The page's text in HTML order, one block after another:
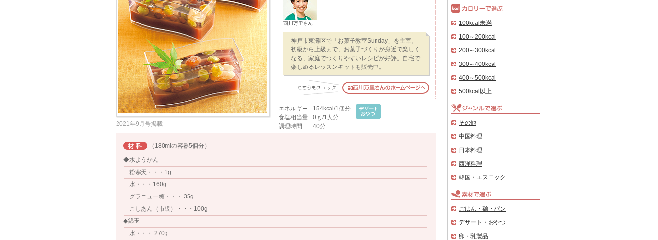
2021年9月号掲載
西川万里さん
神戸市東灘区で「お菓子教室Sunday」を主宰。
初級から上級まで、お菓子づくりが身近で楽しく
なる、家庭でつくりやすいレシピが好評。自宅で
楽しめるレッスンキットも販売中。
エネルギー
154kcal/1個分
食塩相当量
0ｇ/1人分
調理時間
40分
（180mlの容器5個分）
◆水ようかん
粉寒天・・・1g
水・・・160g
グラニュー糖・・・ 35g
こしあん（市販）・・・100g
◆錦玉
水・・・ 270g
100kcal未満
100～200kcal
200～300kcal
300～400kcal
400～500kcal
500kcal以上
その他
中国料理
日本料理
西洋料理
韓国・エスニック
ごはん・麺・パン
デザート・おやつ
卵・乳製品